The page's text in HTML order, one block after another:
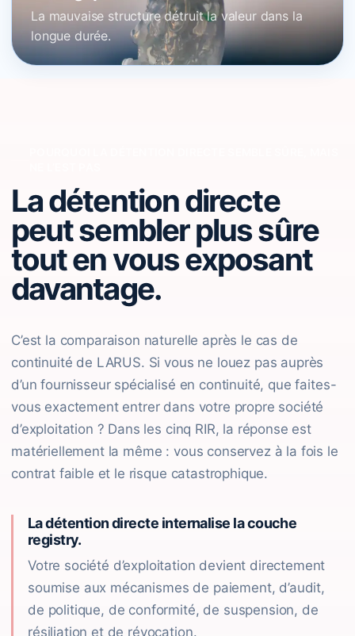
La mauvaise structure détruit la valeur dans la
longue durée.
La détention directe
peut sembler plus sûre
tout en vous exposant
davantage.
C’est la comparaison naturelle après le cas de
continuité de LARUS. Si vous ne louez pas auprès
d’un fournisseur spécialisé en continuité, que faites-
vous exactement entrer dans votre propre société
d’exploitation ? Dans les cinq RIR, la réponse est
matériellement la même : vous conservez à la fois le
contrat faible et le risque catastrophique.
La détention directe internalise la couche
registry.
Votre société d’exploitation devient directement
soumise aux mécanismes de paiement, d’audit,
de politique, de conformité, de suspension, de
résiliation et de révocation.